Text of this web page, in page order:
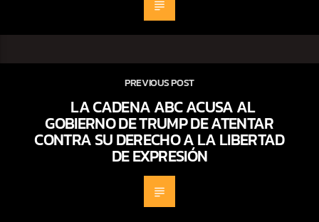
PREVIOUS POST
LA CADENA ABC ACUSA AL
GOBIERNO DE TRUMP DE ATENTAR
CONTRA SU DERECHO A LA LIBERTAD
DE EXPRESIÓN